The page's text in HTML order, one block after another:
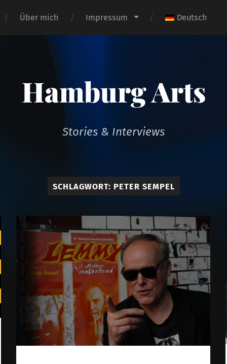
Über mich Impressum Deutsch
Hamburg Arts
Stories & Interviews
SCHLAGWORT: PETER SEMPEL